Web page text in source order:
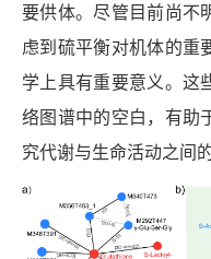
要供体。尽管目前尚不
虑到硫平衡对机体的重
学上具有重要意义。这
络图谱中的空白，有助
究代谢与生命活动之间